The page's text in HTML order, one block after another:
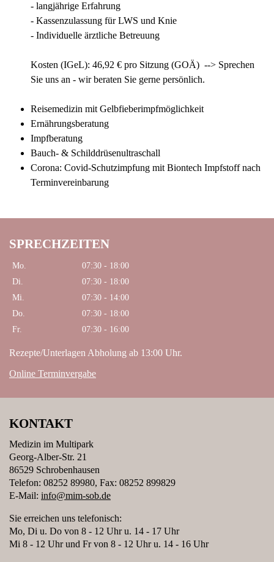
- langjährige Erfahrung
- Kassenzulassung für LWS und Knie
- Individuelle ärztliche Betreuung
Kosten (IGeL): 46,92 € pro Sitzung (GOÄ) --> Sprechen
Sie uns an - wir beraten Sie gerne persönlich.
Reisemedizin mit Gelbfieberimpfmöglichkeit
Ernährungsberatung
Impfberatung
Bauch- & Schilddrüsenultraschall
Corona: Covid-Schutzimpfung mit Biontech Impfstoff nach
Terminvereinbarung
SPRECHZEITEN
Mo.
07:30 - 18:00
Di.
07:30 - 18:00
Mi.
07:30 - 14:00
Do.
07:30 - 18:00
Fr.
07:30 - 16:00
Rezepte/Unterlagen Abholung ab 13:00 Uhr.
Online Terminvergabe
KONTAKT
Medizin im Multipark
Georg-Alber-Str. 21
86529 Schrobenhausen
Telefon: 08252 89980, Fax: 08252 899829
E-Mail: info@mim-sob.de
Sie erreichen uns telefonisch:
Mo, Di u. Do von 8 - 12 Uhr u. 14 - 17 Uhr
Mi 8 - 12 Uhr und Fr von 8 - 12 Uhr u. 14 - 16 Uhr